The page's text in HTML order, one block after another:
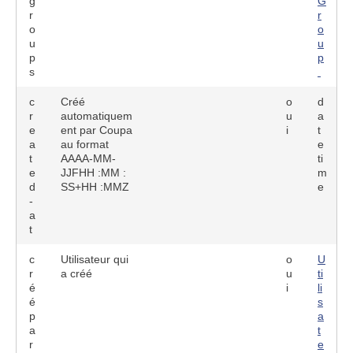
r
o
u
p
s
r
o
u
p
c
r
e
a
t
e
d
-
a
t
Créé
automatiquem
ent par Coupa
au format
AAAA-MM-
JJFHH :MM :
SS+HH :MMZ
o
u
i
d
a
t
e
ti
m
e
c
r
é
é
p
a
r
Utilisateur qui
a créé
o
u
i
U
ti
li
s
a
t
e